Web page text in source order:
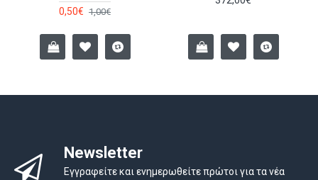
0,50€ 1,00€
Newsletter
Εγγραφείτε και ενημερωθείτε πρώτοι για τα νέα